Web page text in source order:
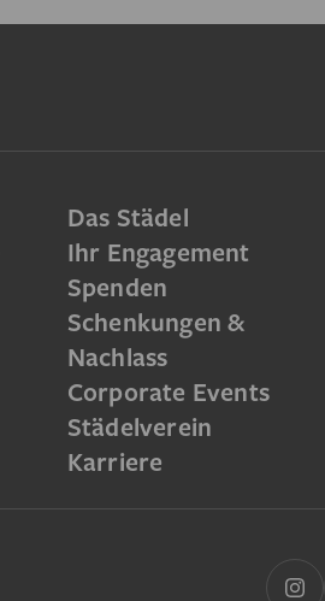
Das Städel
Ihr Engagement
Spenden
Schenkungen &
Nachlass
Corporate Events
Städelverein
Karriere